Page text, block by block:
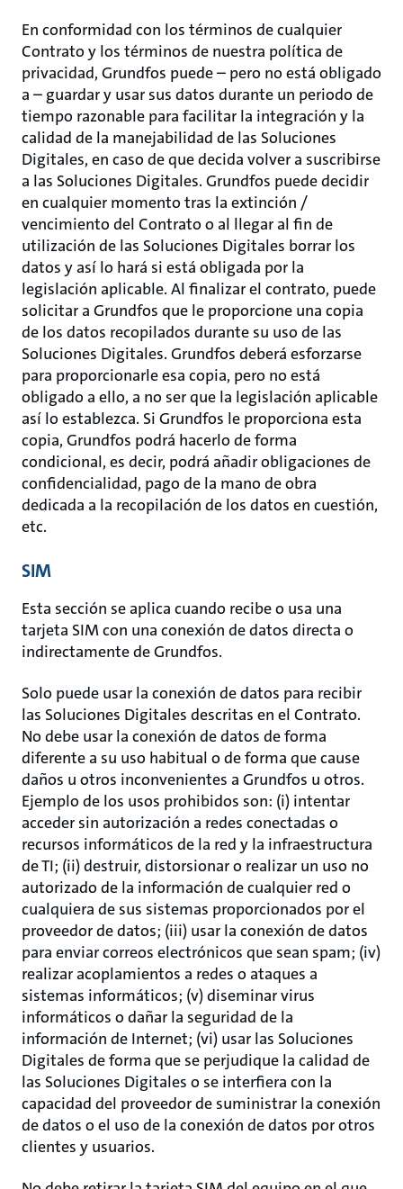
En conformidad con los términos de cualquier
Contrato y los términos de nuestra política de
privacidad, Grundfos puede – pero no está obligado
a – guardar y usar sus datos durante un periodo de
tiempo razonable para facilitar la integración y la
calidad de la manejabilidad de las Soluciones
Digitales, en caso de que decida volver a suscribirse
a las Soluciones Digitales. Grundfos puede decidir
en cualquier momento tras la extinción /
vencimiento del Contrato o al llegar al fin de
utilización de las Soluciones Digitales borrar los
datos y así lo hará si está obligada por la
legislación aplicable. Al finalizar el contrato, puede
solicitar a Grundfos que le proporcione una copia
de los datos recopilados durante su uso de las
Soluciones Digitales. Grundfos deberá esforzarse
para proporcionarle esa copia, pero no está
obligado a ello, a no ser que la legislación aplicable
así lo establezca. Si Grundfos le proporciona esta
copia, Grundfos podrá hacerlo de forma
condicional, es decir, podrá añadir obligaciones de
confidencialidad, pago de la mano de obra
dedicada a la recopilación de los datos en cuestión,
etc.
SIM
Esta sección se aplica cuando recibe o usa una
tarjeta SIM con una conexión de datos directa o
indirectamente de Grundfos.
Solo puede usar la conexión de datos para recibir
las Soluciones Digitales descritas en el Contrato.
No debe usar la conexión de datos de forma
diferente a su uso habitual o de forma que cause
daños u otros inconvenientes a Grundfos u otros.
Ejemplo de los usos prohibidos son: (i) intentar
acceder sin autorización a redes conectadas o
recursos informáticos de la red y la infraestructura
de TI; (ii) destruir, distorsionar o realizar un uso no
autorizado de la información de cualquier red o
cualquiera de sus sistemas proporcionados por el
proveedor de datos; (iii) usar la conexión de datos
para enviar correos electrónicos que sean spam; (iv)
realizar acoplamientos a redes o ataques a
sistemas informáticos; (v) diseminar virus
informáticos o dañar la seguridad de la
información de Internet; (vi) usar las Soluciones
Digitales de forma que se perjudique la calidad de
las Soluciones Digitales o se interfiera con la
capacidad del proveedor de suministrar la conexión
de datos o el uso de la conexión de datos por otros
clientes y usuarios.